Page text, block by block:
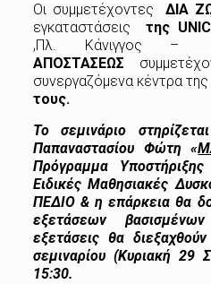
Οι συμμετέχοντεςΔΙΑ
εγκαταστάσειςτης
,Πλ. Κάνιγγος
ΑΠΟΣΤΑΣΕΩΣ
συνεργαζόμενα κέντρα της
τους.
Το σεμινάριο
Παπαναστασίου Φώτη «
Πρόγραμμα
Ειδικές Μαθησιακές
ΠΕΔΙΟ & η επάρκεια θα
εξετάσεων
εξετάσεις θα
σεμιναρίου (Κυριακή 29
15:30.